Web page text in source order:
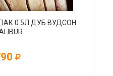
0.5Л ДУБ ВУДСОН